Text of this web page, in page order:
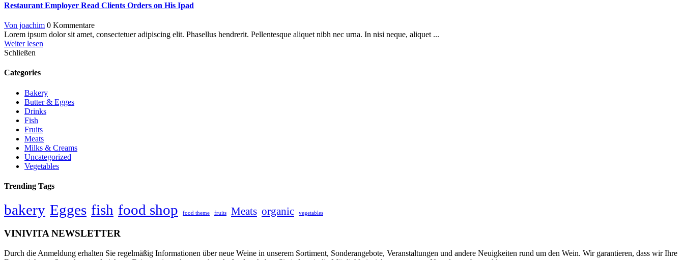
Restaurant Employer Read Clients Orders on His Ipad
Von joachim 0 Kommentare
Lorem ipsum dolor sit amet, consectetuer adipiscing elit. Phasellus hendrerit. Pellentesque aliquet nibh nec urna. In nisi neque, aliquet ...
Weiter lesen
Schließen
Categories
Bakery
Butter & Egges
Drinks
Fish
Fruits
Meats
Milks & Creams
Uncategorized
Vegetables
Trending Tags
bakery Egges fish food shop food theme fruits Meats organic vegetables
VINIVITA NEWSLETTER
Durch die Anmeldung erhalten Sie regelmäßig Informationen über neue Weine in unserem Sortiment, Sonderangebote, Veranstaltungen und andere Neuigkeiten rund um den Wein. Wir garantieren, dass wir Ihre